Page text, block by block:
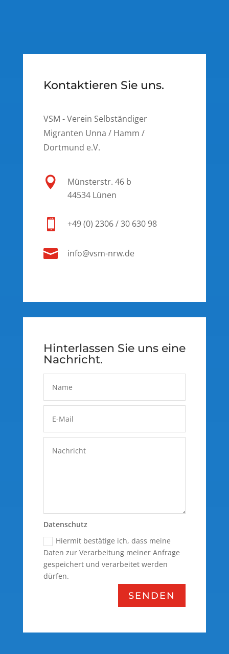
Kontaktieren Sie uns.
VSM - Verein Selbständiger
Migranten Unna / Hamm /
Dortmund e.V.

Münsterstr. 46 b
44534 Lünen
 +49 (0) 2306 / 30 630 98
 info@vsm-nrw.de
Hinterlassen Sie uns eine
Nachricht.
Datenschutz
Hiermit bestätige ich, dass meine
Daten zur Verarbeitung meiner Anfrage
gespeichert und verarbeitet werden
dürfen.
SENDEN